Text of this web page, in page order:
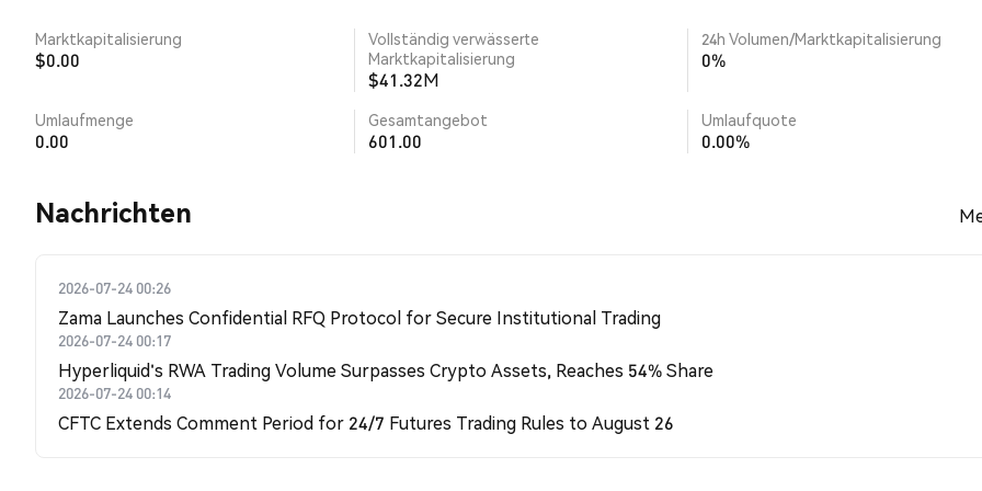
Marktkapitalisierung
$0.00
Vollständig verwässerte
Marktkapitalisierung
$41.32M
24h Volumen/Marktkapitalisierung
0%
Umlaufmenge
0.00
Gesamtangebot
601.00
Umlaufquote
0.00%
Nachrichten
2026-07-24 00:26
Zama Launches Confidential RFQ Protocol for Secure Institutional Trading
2026-07-24 00:17
Hyperliquid's RWA Trading Volume Surpasses Crypto Assets, Reaches 54% Share
2026-07-24 00:14
CFTC Extends Comment Period for 24/7 Futures Trading Rules to August 26